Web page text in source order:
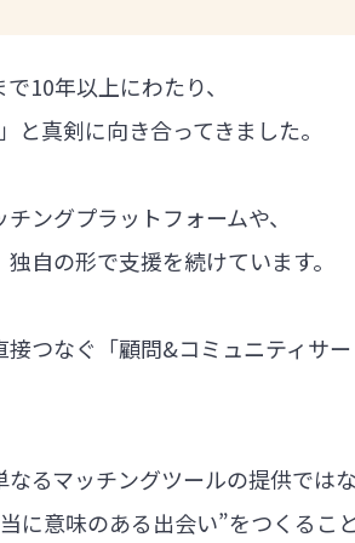
10年以上にわたり、
真剣に向き合ってきました。
ングプラットフォームや、
自の形で支援を続けています。
つなぐ「顧問&コミュニティサ
るマッチングツールの提供では
に意味のある出会い”をつくるこ